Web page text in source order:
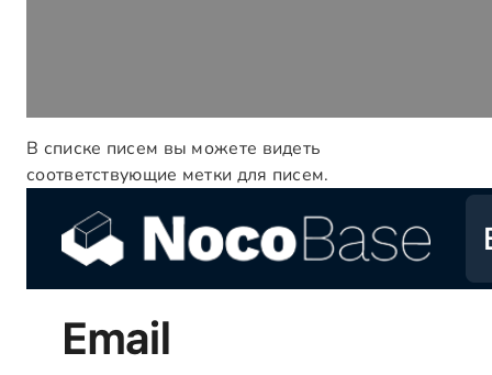
В списке писем вы можете видеть
соответствующие метки для писем.